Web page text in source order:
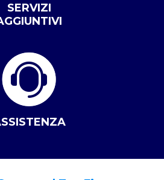
SERVIZI